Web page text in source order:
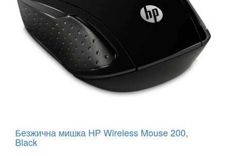
Безжична мишка HP Wireless Mouse 200,
Black